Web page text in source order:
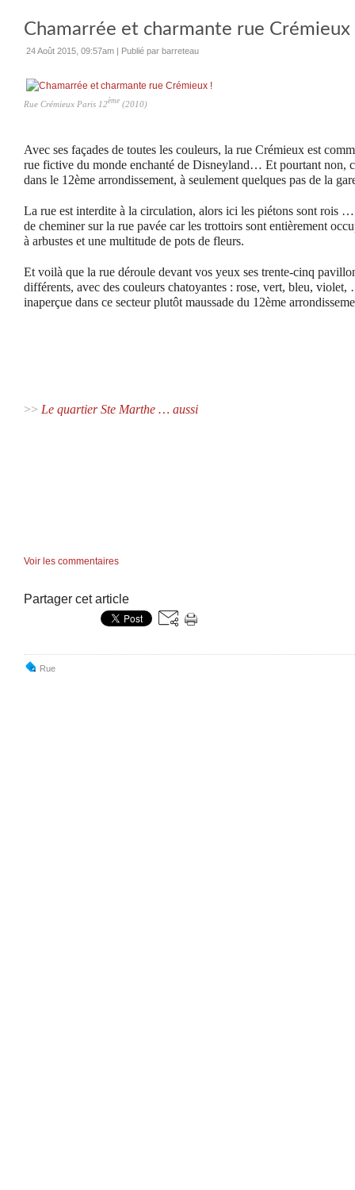
Chamarrée et charmante rue Crémieux
24 Août 2015, 09:57am Publié par barreteau
Rue Crémieux Paris 12ème (2010)
Avec ses façades de toutes les couleurs, la rue Crémieux est
rue fictive du monde enchanté de Disneyland… Et pourtant non,
dans le 12ème arrondissement, à seulement quelques pas de la
La rue est interdite à la circulation, alors ici les piétons sont rois
de cheminer sur la rue pavée car les trottoirs sont entièrement
à arbustes et une multitude de pots de fleurs.
Et voilà que la rue déroule devant vos yeux ses trente-cinq
différents, avec des couleurs chatoyantes : rose, vert, bleu, violet,
inaperçue dans ce secteur plutôt maussade du 12ème
>> Le quartier Ste Marthe … aussi
Voir les commentaires
Partager cet article
Rue